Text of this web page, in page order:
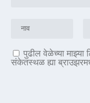
पुढील वेळेच्या माझ्या
संकेतस्थळ ह्या